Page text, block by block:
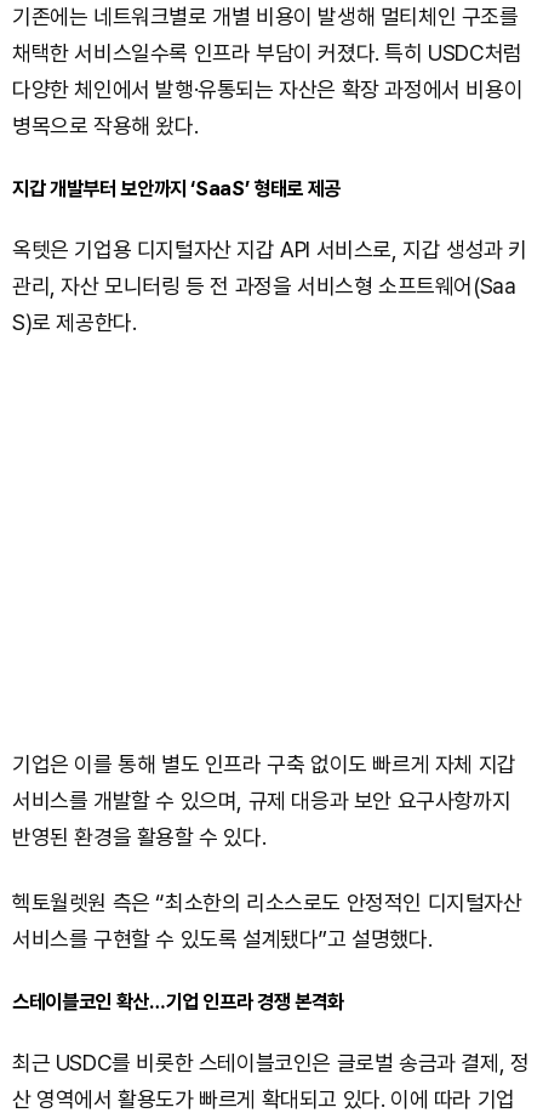
기존에는 네트워크별로 개별 비용이 발생해 멀티체인 구조를
채택한 서비스일수록 인프라 부담이 커졌다. 특히 USDC처럼
다양한 체인에서 발행·유통되는 자산은 확장 과정에서 비용이
병목으로 작용해 왔다.
지갑 개발부터 보안까지 ‘SaaS’ 형태로 제공
옥텟은 기업용 디지털자산 지갑 API 서비스로, 지갑 생성과 키
관리, 자산 모니터링 등 전 과정을 서비스형 소프트웨어(Saa
S)로 제공한다.
기업은 이를 통해 별도 인프라 구축 없이도 빠르게 자체 지갑
서비스를 개발할 수 있으며, 규제 대응과 보안 요구사항까지
반영된 환경을 활용할 수 있다.
헥토월렛원 측은 “최소한의 리소스로도 안정적인 디지털자산
서비스를 구현할 수 있도록 설계됐다”고 설명했다.
스테이블코인 확산…기업 인프라 경쟁 본격화
최근 USDC를 비롯한 스테이블코인은 글로벌 송금과 결제, 정
산 영역에서 활용도가 빠르게 확대되고 있다. 이에 따라 기업